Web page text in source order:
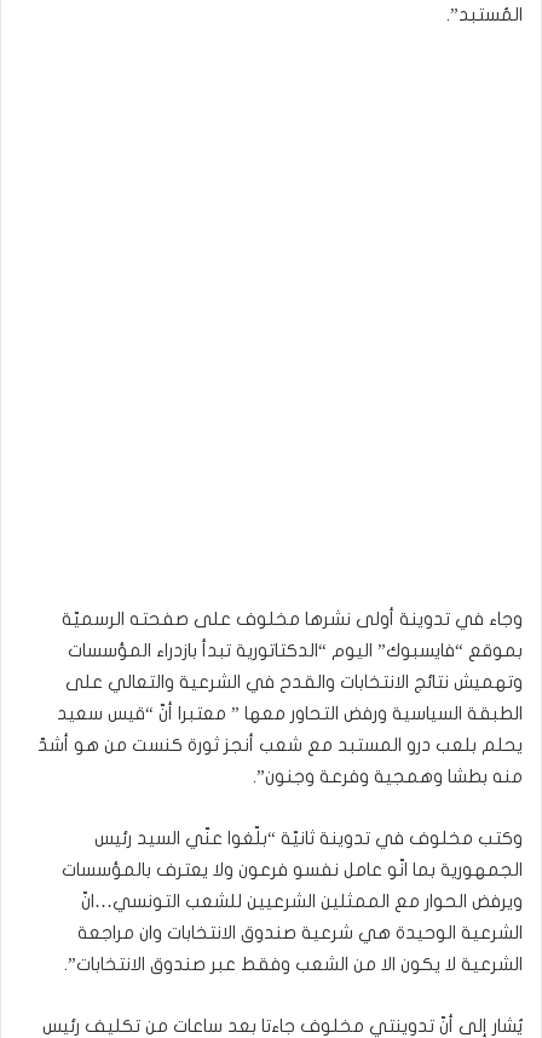
المُستبد”.
وجاء في تدوينة أولى نشرها مخلوف على صفحته الرسميّة
بموقع “فايسبوك” اليوم “الدكتاتورية تبدأ بازدراء المؤسسات
وتهميش نتائج الانتخابات والقدح في الشرعية والتعالي على
الطبقة السياسية ورفض التحاور معها ” معتبرا أنّ “قيس سعيد
يحلم بلعب درو المستبد مع شعب أنجز ثورة كنست من هو أشدّ
منه بطشا وهمجية وفرعة وجنون”.
وكتب مخلوف في تدوينة ثانيّة “بلّغوا عنّي السيد رئيس
الجمهورية بما انّو عامل نفسو فرعون ولا يعترف بالمؤسسات
ويرفض الحوار مع الممثلين الشرعيين للشعب التونسي…انّ
الشرعية الوحيدة هي شرعية صندوق الانتخابات وان مراجعة
الشرعية لا يكون الا من الشعب وفقط عبر صندوق الانتخابات”.
يُشار إلى أنّ تدوينتي مخلوف جاءتا بعد ساعات من تكليف رئيس